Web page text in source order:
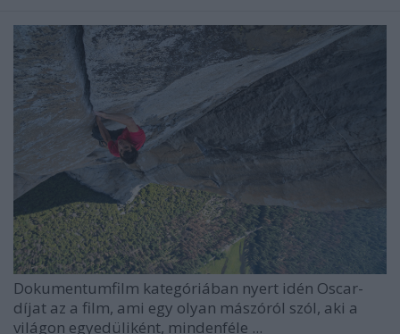
Dokumentumfilm kategóriában nyert idén Oscar-
díjat az a film, ami egy olyan mászóról szól, aki a
világon egyedüliként, mindenféle ...